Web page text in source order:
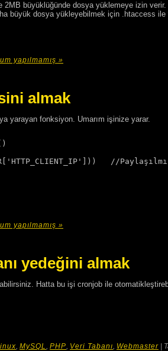
2MB büyüklüğünde dosya yüklemeye izin
büyük dosya yükleyebilmek için .htaccess ile
yapılmamış »
almak
yarayan fonksiyon. Umarım işinize yarar.
//
yapılmamış »
yedeğini almak
Hatta bu işi cronjob ile
MySQL PHP Veri Tabanı Webmaster |